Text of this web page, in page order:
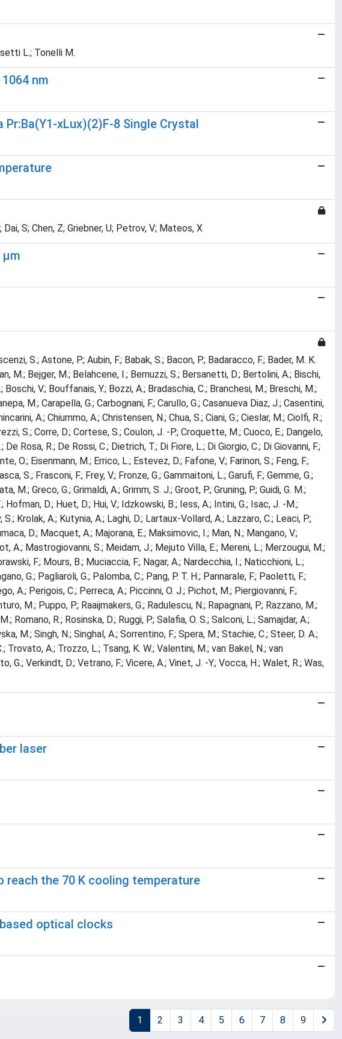
L.; Tonelli M.
nm
xLux)(2)F-8 Single Crystal
S; Chen, Z; Griebner, U; Petrov, V; Mateos, X
µm
S.; Astone, P.; Aubin, F.; Babak, S.; Bacon, P.; Badaracco, F.; Bader, M. K.
M.; Bejger, M.; Belahcene, I.; Bernuzzi, S.; Bersanetti, D.; Bertolini, A.; Bischi,
V.; Bouffanais, Y.; Bozzi, A.; Bradaschia, C.; Branchesi, M.; Breschi, M.;
M.; Carapella, G.; Carbognani, F.; Carullo, G.; Casanueva Diaz, J.; Casentini,
A.; Chiummo, A.; Christensen, N.; Chua, S.; Ciani, G.; Cieslar, M.; Ciolfi, R.;
S.; Corre, D.; Cortese, S.; Coulon, J. -P.; Croquette, M.; Cuoco, E.; Dangelo,
Rosa, R.; De Rossi, C.; Dietrich, T.; Di Fiore, L.; Di Giorgio, C.; Di Giovanni, F.;
O.; Eisenmann, M.; Errico, L.; Estevez, D.; Fafone, V.; Farinon, S.; Feng, F.;
S.; Frasconi, F.; Frey, V.; Fronze, G.; Gammaitoni, L.; Garufi, F.; Gemme, G.;
M.; Greco, G.; Grimaldi, A.; Grimm, S. J.; Groot, P.; Gruning, P.; Guidi, G. M.;
Hofman, D.; Huet, D.; Hui, V.; Idzkowski, B.; Iess, A.; Intini, G.; Isac, J. -M.;
Krolak, A.; Kutynia, A.; Laghi, D.; Lartaux-Vollard, A.; Lazzaro, C.; Leaci, P.;
D.; Macquet, A.; Majorana, E.; Maksimovic, I.; Man, N.; Mangano, V.;
A.; Mastrogiovanni, S.; Meidam, J.; Mejuto Villa, E.; Mereni, L.; Merzougui, M.;
F.; Mours, B.; Muciaccia, F.; Nagar, A.; Nardecchia, I.; Naticchioni, L.;
G.; Pagliaroli, G.; Palomba, C.; Pang, P. T. H.; Pannarale, F.; Paoletti, F.;
A.; Perigois, C.; Perreca, A.; Piccinni, O. J.; Pichot, M.; Piergiovanni, F.;
M.; Puppo, P.; Raaijmakers, G.; Radulescu, N.; Rapagnani, P.; Razzano, M.;
Romano, R.; Rosinska, D.; Ruggi, P.; Salafia, O. S.; Salconi, L.; Samajdar, A.;
M.; Singh, N.; Singhal, A.; Sorrentino, F.; Spera, M.; Stachie, C.; Steer, D. A.;
A.; Trozzo, L.; Tsang, K. W.; Valentini, M.; van Bakel, N.; van
G.; Verkindt, D.; Vetrano, F.; Vicere, A.; Vinet, J. -Y.; Vocca, H.; Walet, R.; Was,
laser
the 70 K cooling temperature
optical clocks
1 2 3 4 5 6 7 8 9